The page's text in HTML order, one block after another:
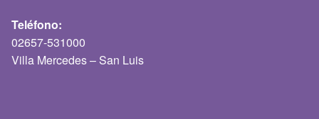
Teléfono:
02657-531000
Villa Mercedes – San Luis